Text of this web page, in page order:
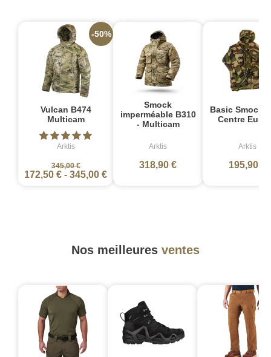
Vulcan B474
Multicam
Arktis
345,00 €
172,50 € - 345,00 €
-50%
Smock
imperméable B310
- Multicam
Arktis
318,90 €
Basic Smock
Centre
Arktis
195,90 €
Nos meilleures ventes